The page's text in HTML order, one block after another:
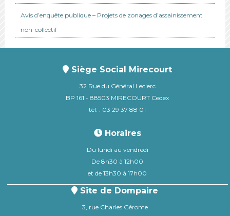
Avis d’enquête publique – Projets de zonages d’assainissement
non-collectif
Siège Social Mirecourt
32 Rue du Général Leclerc
BP 161 - 88503 MIRECOURT Cedex
tél. : 03 29 37 88 01
Horaires
Du lundi au vendredi
De 8h30 à 12h00
et de 13h30 à 17h00
Site de Dompaire
3, rue Charles Gérome